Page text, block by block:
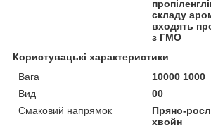
складу
входять
з ГМО
Користувацькі характеристики
Вага
10000 1000
Вид
00
Смаковий напрямок
Пряно-
хвойн